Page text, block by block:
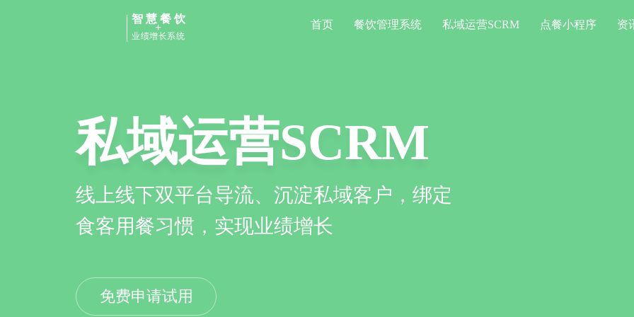
智慧餐饮
+
业绩增长系统
首页 餐饮管理系统 私域运营SCRM 点餐小程序 资
私域运营SCRM
线上线下双平台导流、沉淀私域客户，绑定
食客用餐习惯，实现业绩增长
免费申请试用
点餐小程序
品牌专属商城，顾客在线点餐、消费，一定程度
上摆脱第三方平台依赖
免费申请试用